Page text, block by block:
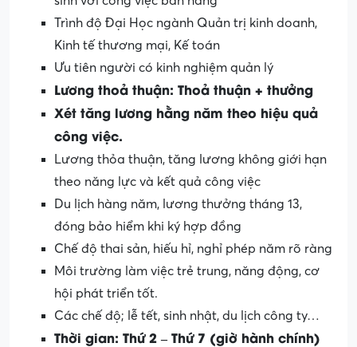
Trình độ Đại Học ngành Quản trị kinh doanh,
Kinh tế thương mại, Kế toán
Ưu tiên người có kinh nghiệm quản lý
Lương thoả thuận: Thoả thuận + thưởng
Xét tăng lương hằng năm theo hiệu quả
công việc.
Lương thỏa thuận, tăng lương không giới hạn
theo năng lực và kết quả công việc
Du lịch hàng năm, lương thưởng tháng 13,
đóng bảo hiểm khi ký hợp đồng
Chế độ thai sản, hiếu hỉ, nghỉ phép năm rõ ràng
Môi trường làm việc trẻ trung, năng động, cơ
hội phát triển tốt.
Các chế độ; lễ tết, sinh nhật, du lịch công ty…
Thời gian: Thứ 2 – Thứ 7 (giờ hành chính)